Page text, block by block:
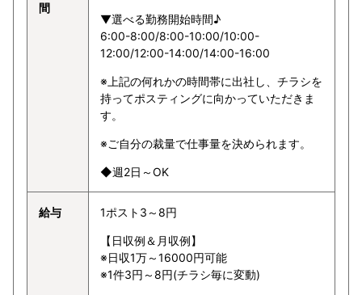
間
▼選べる勤務開始時間♪
6:00-8:00/8:00-10:00/10:00-
12:00/12:00-14:00/14:00-16:00
※上記の何れかの時間帯に出社し、チラシを
持ってポスティングに向かっていただきま
す。
※ご自分の裁量で仕事量を決められます。
◆週2日～OK
給与 1ポスト3～8円
【日収例＆月収例】
※日収1万～16000円可能
※1件3円～8円(チラシ毎に変動)